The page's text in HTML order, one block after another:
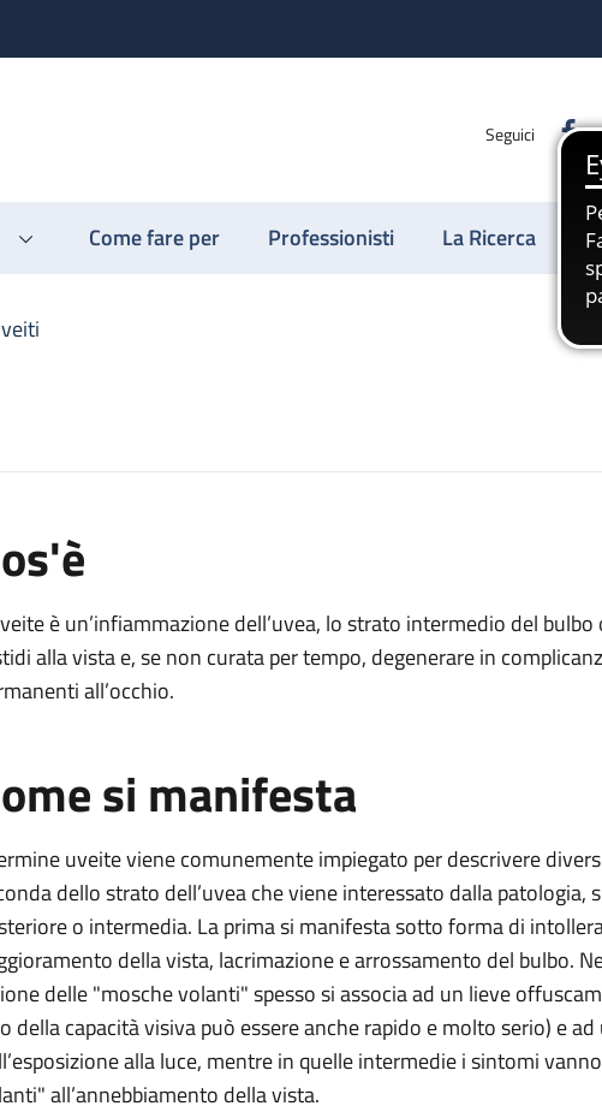
Seguici
Come fare per Professionisti La Ricerca
è un’infiammazione dell’uvea, lo strato intermedio del
alla vista e, se non curata per tempo, degenerare in
all’occhio.
si manifesta
uveite viene comunemente impiegato per descrivere
dello strato dell’uvea che viene interessato dalla patologia,
o intermedia. La prima si manifesta sotto forma di
della vista, lacrimazione e arrossamento del bulbo.
delle "mosche volanti" spesso si associa ad un lieve
della capacità visiva può essere anche rapido e molto serio) e
alla luce, mentre in quelle intermedie i sintomi
all’annebbiamento della vista.